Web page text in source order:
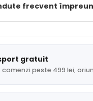
frecvent
gratuit
comenzi peste 499 lei,